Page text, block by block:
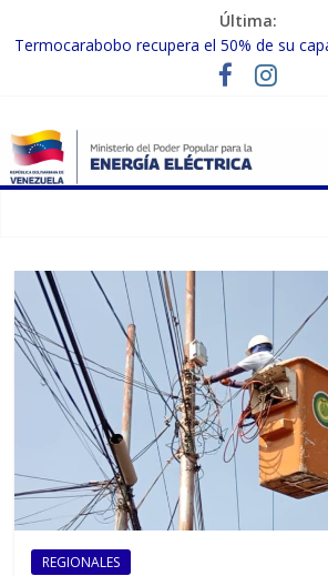
Última:
Termocarabobo recupera el 50% de su
MPPEE avanza en la recuperación de
Gobierno Nacional coordina acciones con
fortalecer el SEN ante el «Súper Niño»
Inspeccionan trabajos de rehabilitación en
REGIONALES